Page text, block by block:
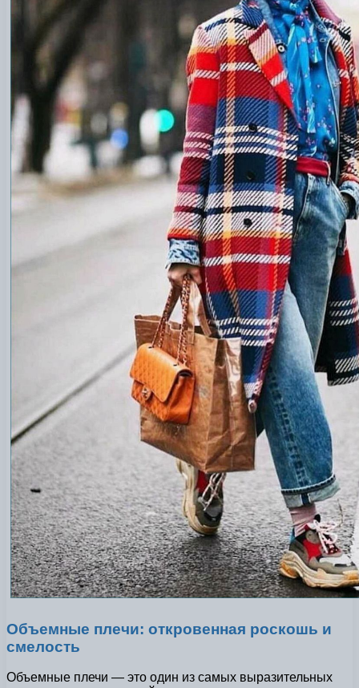
Объемные плечи: откровенная роскошь и
смелость
Объемные плечи — это один из самых выразительных